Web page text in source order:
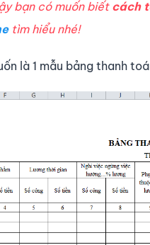
bạn có muốn biết cách
tìm hiểu nhé!
là 1 mẫu bảng thanh